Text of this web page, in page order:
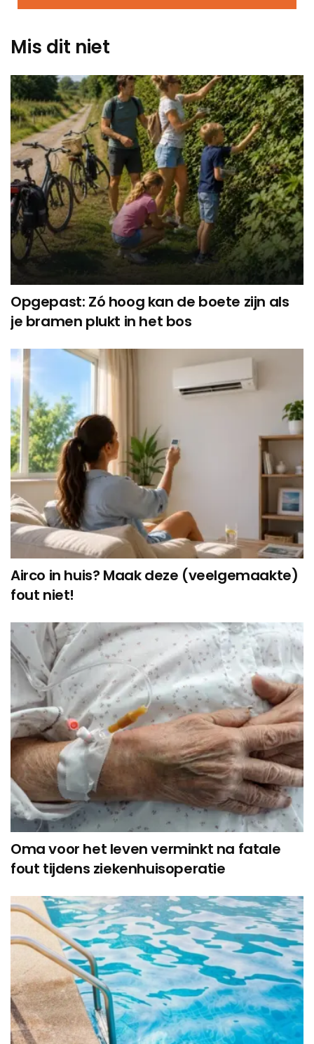
Mis dit niet
Opgepast: Zó hoog kan de boete zijn als
je bramen plukt in het bos
Airco in huis? Maak deze (veelgemaakte)
fout niet!
Oma voor het leven verminkt na fatale
fout tijdens ziekenhuisoperatie